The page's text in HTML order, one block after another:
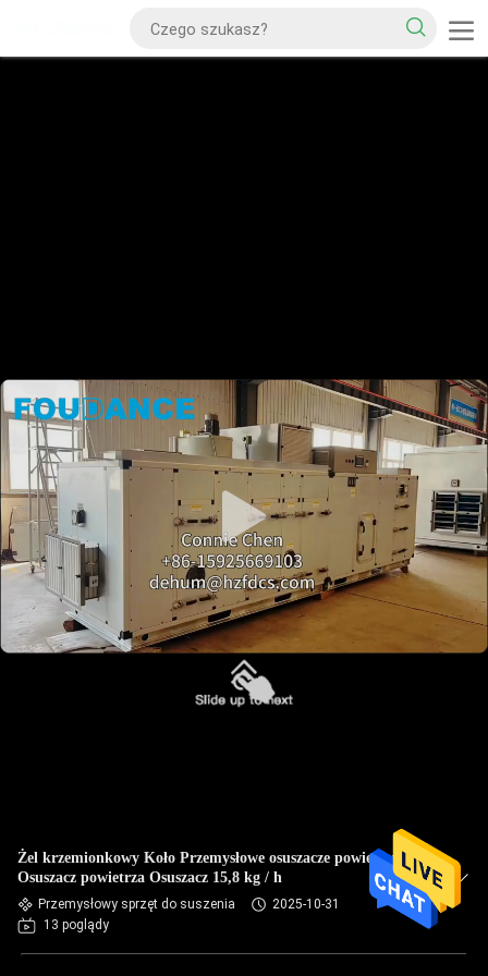
Żel krzemionkowy Koło Przemysłowe osuszacze powietrza
Osuszacz powietrza Osuszacz 15,8 kg / h
Przemysłowy sprzęt do suszenia
2025-10-31
13 poglądy